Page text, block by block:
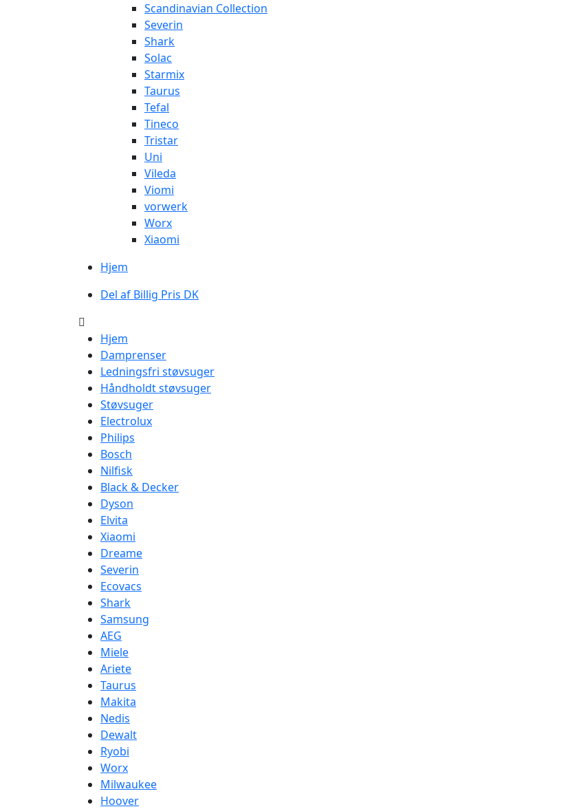
Scandinavian Collection
Severin
Shark
Solac
Starmix
Taurus
Tefal
Tineco
Tristar
Uni
Vileda
Viomi
vorwerk
Worx
Xiaomi
Hjem
Del af Billig Pris DK
Hjem
Damprenser
Ledningsfri støvsuger
Håndholdt støvsuger
Støvsuger
Electrolux
Philips
Bosch
Nilfisk
Black & Decker
Dyson
Elvita
Xiaomi
Dreame
Severin
Ecovacs
Shark
Samsung
AEG
Miele
Ariete
Taurus
Makita
Nedis
Dewalt
Ryobi
Worx
Milwaukee
Hoover